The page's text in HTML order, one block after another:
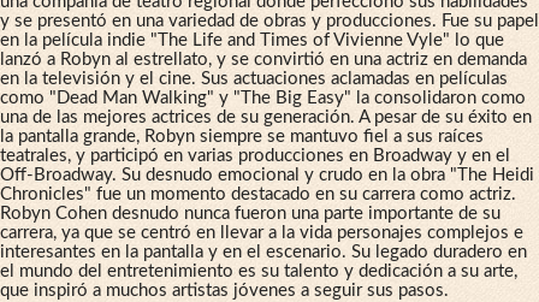
y se presentó en una variedad de obras y producciones. Fue su papel
en la película indie "The Life and Times of Vivienne Vyle" lo que
lanzó a Robyn al estrellato, y se convirtió en una actriz en demanda
en la televisión y el cine. Sus actuaciones aclamadas en películas
como "Dead Man Walking" y "The Big Easy" la consolidaron como
una de las mejores actrices de su generación. A pesar de su éxito en
la pantalla grande, Robyn siempre se mantuvo fiel a sus raíces
teatrales, y participó en varias producciones en Broadway y en el
Off-Broadway. Su desnudo emocional y crudo en la obra "The Heidi
Chronicles" fue un momento destacado en su carrera como actriz.
Robyn Cohen desnudo nunca fueron una parte importante de su
carrera, ya que se centró en llevar a la vida personajes complejos e
interesantes en la pantalla y en el escenario. Su legado duradero en
el mundo del entretenimiento es su talento y dedicación a su arte,
que inspiró a muchos artistas jóvenes a seguir sus pasos.